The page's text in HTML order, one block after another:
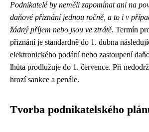
Podnikatelé by neměli zapomínat ani na
daňové přiznání jednou ročně, a to i v
žádný příjem nebo jsou ve ztrátě. Termín
přiznání je standardně do 1. dubna
elektronického podání nebo zastoupení
lhůta prodlužuje do 1. července. Při
hrozí sankce a penále.
Tvorba podnikatelského